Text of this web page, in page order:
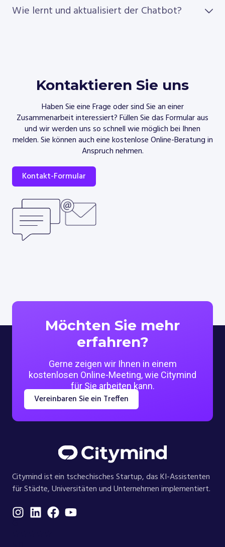
Wie lernt und aktualisiert der Chatbot?
Kontaktieren Sie uns
Haben Sie eine Frage oder sind Sie an einer
Zusammenarbeit interessiert? Füllen Sie das Formular aus
und wir werden uns so schnell wie möglich bei Ihnen
melden. Sie können auch eine kostenlose Online-Beratung in
Anspruch nehmen.
Kontakt-Formular
Möchten Sie mehr
erfahren?
Gerne zeigen wir Ihnen in einem
kostenlosen Online-Meeting, wie Citymind
für Sie arbeiten kann.
Vereinbaren Sie ein Treffen
Citymind ist ein tschechisches Startup, das KI-Assistenten
für Städte, Universitäten und Unternehmen implementiert.